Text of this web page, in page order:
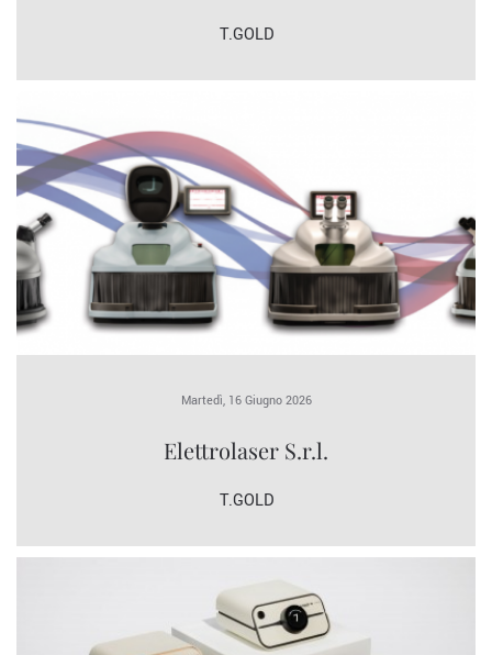
T.GOLD
Martedì, 16 Giugno 2026
Elettrolaser S.r.l.
T.GOLD